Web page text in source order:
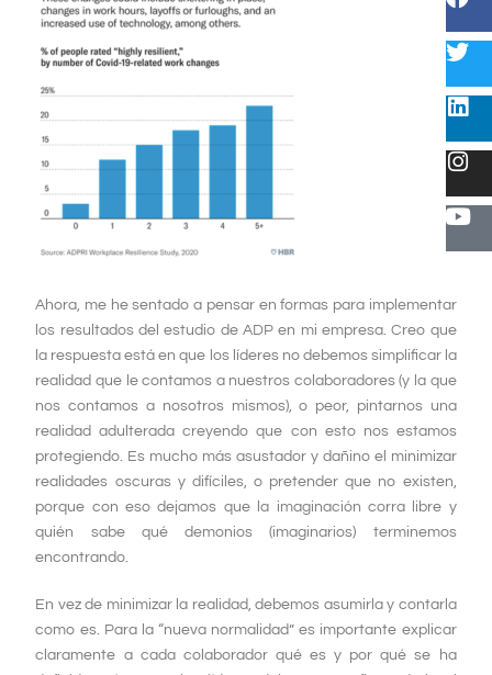
Ahora, me he sentado a pensar en formas para implementar
los resultados del estudio de ADP en mi empresa. Creo que
la respuesta está en que los líderes no debemos simplificar la
realidad que le contamos a nuestros colaboradores (y la que
nos contamos a nosotros mismos), o peor, pintarnos una
realidad adulterada creyendo que con esto nos estamos
protegiendo. Es mucho más asustador y dañino el minimizar
realidades oscuras y difíciles, o pretender que no existen,
porque con eso dejamos que la imaginación corra libre y
quién sabe qué demonios (imaginarios) terminemos
encontrando.
En vez de minimizar la realidad, debemos asumirla y contarla
como es. Para la “nueva normalidad” es importante explicar
claramente a cada colaborador qué es y por qué se ha